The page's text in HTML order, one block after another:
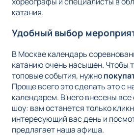
катания.
Удобный выбор
В Москве календарь
катанию очень насыщен. Чтобы
топовые события, нужно
Проще всего это сделать это с
календарем. В него внесены
шоу: вам останется только
интересующий вас день и
предлагает наша афиша.